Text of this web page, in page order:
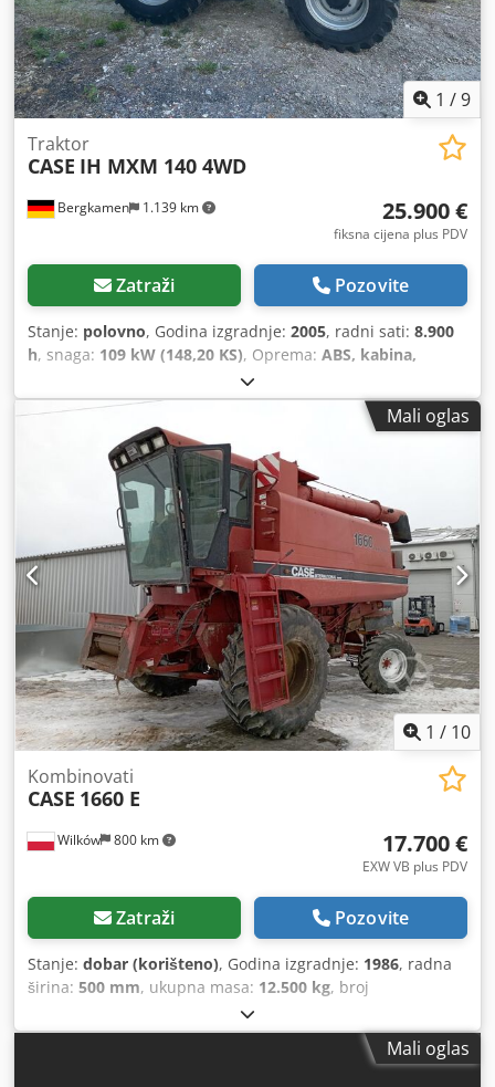
1 /9
Bergkamen 1.139 km
Traktor
CASE IH MXM 140 4WD
25.900 €
fiksna cijena plus PDV
Zatraži Pozovite
Stanje: polovno, Godina izgradnje: 2005, radni sati: 8.900
h, snaga: 109 kW (148,20 KS), Oprema: ABS, kabina,
klima-uređaj, pogon na sve točkove
Mali oglas
1 / 10
Wilków 800 km
Kombinovati
CASE 1660 E
17.700 €
EXW VB plus PDV
Zatraži Pozovite
Stanje: dobar (korišteno), Godina izgradnje: 1986, radna
širina: 500 mm, ukupna masa: 12.500 kg, broj
Mali oglas